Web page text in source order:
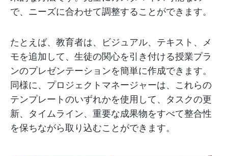
で、ニーズに合わせて調整することができます。
たとえば、教育者は、ビジュアル、テキスト、メ
モを追加して、生徒の関心を引き付ける授業プラ
ンのプレゼンテーションを簡単に作成できます。
同様に、プロジェクトマネージャーは、これらの
テンプレートのいずれかを使用して、タスクの更
新、タイムライン、重要な成果物をすべて整合性
を保ちながら取り込むことができます。